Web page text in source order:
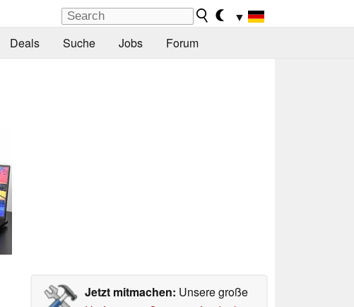
▼
Deals Suche Jobs Forum
Jetzt mitmachen: Unsere große